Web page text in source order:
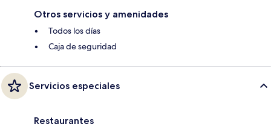
Otros servicios y amenidades
Todos los días
Caja de seguridad
Servicios especiales
Restaurantes